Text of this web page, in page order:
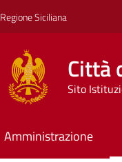
Regione Siciliana
Città
Sito
Amministrazione